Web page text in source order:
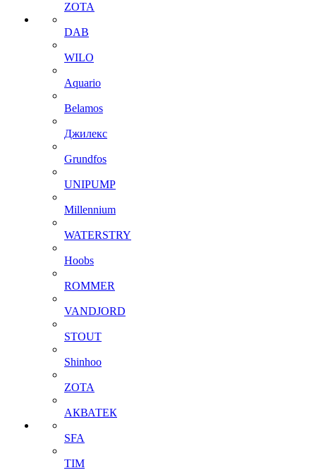
ZOTA
DAB
WILO
Aquario
Belamos
Джилекс
Grundfos
UNIPUMP
Millennium
WATERSTRY
Hoobs
ROMMER
VANDJORD
STOUT
Shinhoo
ZOTA
АКВАТЕК
SFA
TIM